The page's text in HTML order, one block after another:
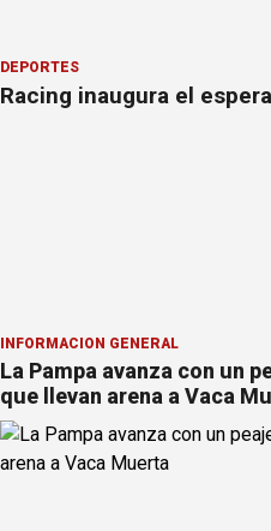
DEPORTES
Racing inaugura el
INFORMACION GENERAL
La Pampa avanza con un
que llevan arena a Vaca